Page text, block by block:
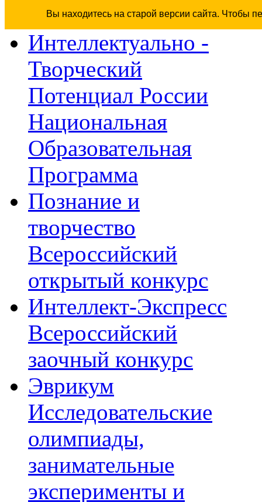
Вы находитесь на старой версии сайта. Чтобы
Интеллектуально -
Творческий
Потенциал России
Национальная
Образовательная
Программа
Познание и
творчество
Всероссийский
открытый конкурс
Интеллект-Экспресс
Всероссийский
заочный конкурс
Эврикум
Исследовательские
олимпиады,
занимательные
эксперименты и